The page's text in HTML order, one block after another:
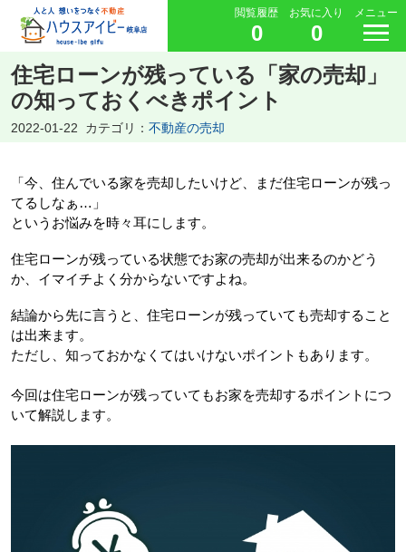
閲覧履歴
0
お気に入り
0
メニュー
住宅ローンが残っている「家の売却」
の知っておくべきポイント
2022-01-22 カテゴリ： 不動産の売却
「今、住んでいる家を売却したいけど、まだ住宅ローンが残っ
てるしなぁ…」
というお悩みを時々耳にします。
住宅ローンが残っている状態でお家の売却が出来るのかどう
か、イマイチよく分からないですよね。
結論から先に言うと、住宅ローンが残っていても売却すること
は出来ます。
ただし、知っておかなくてはいけないポイントもあります。
今回は住宅ローンが残っていてもお家を売却するポイントにつ
いて解説します。